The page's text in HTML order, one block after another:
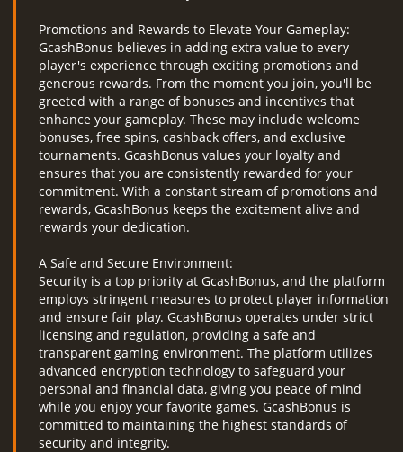
Promotions and Rewards to Elevate Your Gameplay:
GcashBonus believes in adding extra value to every
player's experience through exciting promotions and
generous rewards. From the moment you join, you'll be
greeted with a range of bonuses and incentives that
enhance your gameplay. These may include welcome
bonuses, free spins, cashback offers, and exclusive
tournaments. GcashBonus values your loyalty and
ensures that you are consistently rewarded for your
commitment. With a constant stream of promotions and
rewards, GcashBonus keeps the excitement alive and
rewards your dedication.
A Safe and Secure Environment:
Security is a top priority at GcashBonus, and the platform
employs stringent measures to protect player information
and ensure fair play. GcashBonus operates under strict
licensing and regulation, providing a safe and
transparent gaming environment. The platform utilizes
advanced encryption technology to safeguard your
personal and financial data, giving you peace of mind
while you enjoy your favorite games. GcashBonus is
committed to maintaining the highest standards of
security and integrity.